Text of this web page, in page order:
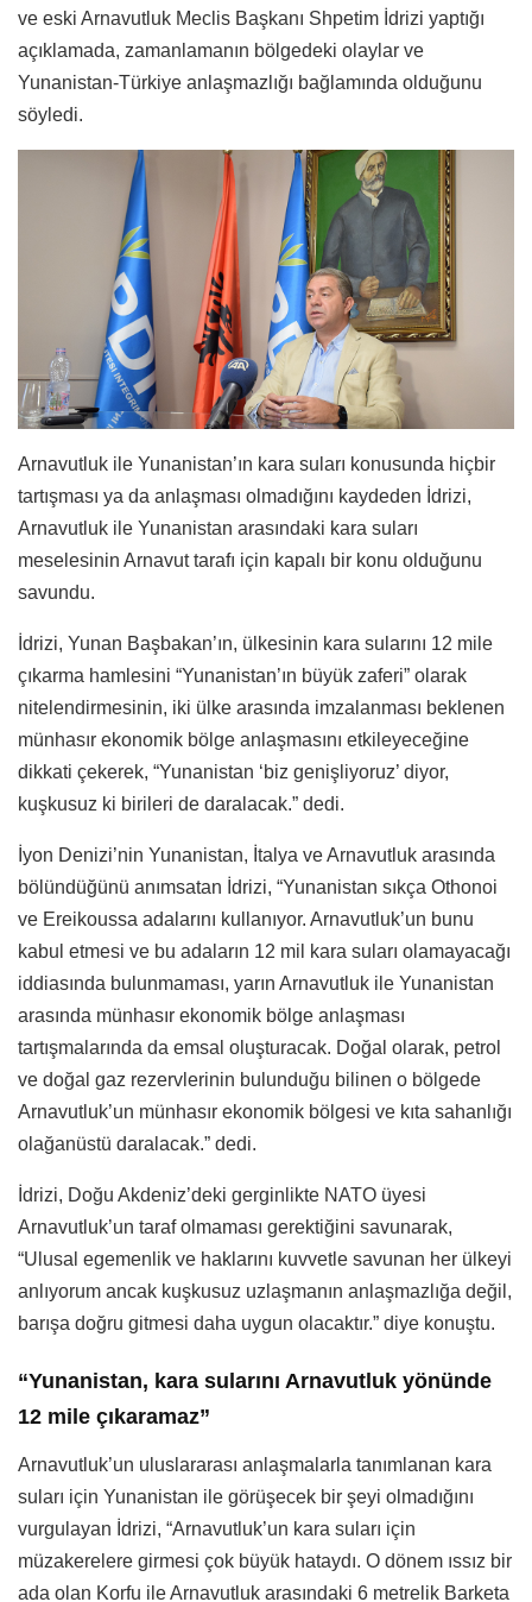
ve eski Arnavutluk Meclis Başkanı Shpetim İdrizi yaptığı
açıklamada, zamanlamanın bölgedeki olaylar ve
Yunanistan-Türkiye anlaşmazlığı bağlamında olduğunu
söyledi.
Arnavutluk ile Yunanistan’ın kara suları konusunda hiçbir
tartışması ya da anlaşması olmadığını kaydeden İdrizi,
Arnavutluk ile Yunanistan arasındaki kara suları
meselesinin Arnavut tarafı için kapalı bir konu olduğunu
savundu.
İdrizi, Yunan Başbakan’ın, ülkesinin kara sularını 12 mile
çıkarma hamlesini “Yunanistan’ın büyük zaferi” olarak
nitelendirmesinin, iki ülke arasında imzalanması beklenen
münhasır ekonomik bölge anlaşmasını etkileyeceğine
dikkati çekerek, “Yunanistan ‘biz genişliyoruz’ diyor,
kuşkusuz ki birileri de daralacak.” dedi.
İyon Denizi’nin Yunanistan, İtalya ve Arnavutluk arasında
bölündüğünü anımsatan İdrizi, “Yunanistan sıkça Othonoi
ve Ereikoussa adalarını kullanıyor. Arnavutluk’un bunu
kabul etmesi ve bu adaların 12 mil kara suları olamayacağı
iddiasında bulunmaması, yarın Arnavutluk ile Yunanistan
arasında münhasır ekonomik bölge anlaşması
tartışmalarında da emsal oluşturacak. Doğal olarak, petrol
ve doğal gaz rezervlerinin bulunduğu bilinen o bölgede
Arnavutluk’un münhasır ekonomik bölgesi ve kıta sahanlığı
olağanüstü daralacak.” dedi.
İdrizi, Doğu Akdeniz’deki gerginlikte NATO üyesi
Arnavutluk’un taraf olmaması gerektiğini savunarak,
“Ulusal egemenlik ve haklarını kuvvetle savunan her ülkeyi
anlıyorum ancak kuşkusuz uzlaşmanın anlaşmazlığa değil,
barışa doğru gitmesi daha uygun olacaktır.” diye konuştu.
“Yunanistan, kara sularını Arnavutluk yönünde
12 mile çıkaramaz”
Arnavutluk’un uluslararası anlaşmalarla tanımlanan kara
suları için Yunanistan ile görüşecek bir şeyi olmadığını
vurgulayan İdrizi, “Arnavutluk’un kara suları için
müzakerelere girmesi çok büyük hataydı. O dönem ıssız bir
ada olan Korfu ile Arnavutluk arasındaki 6 metrelik Barketa